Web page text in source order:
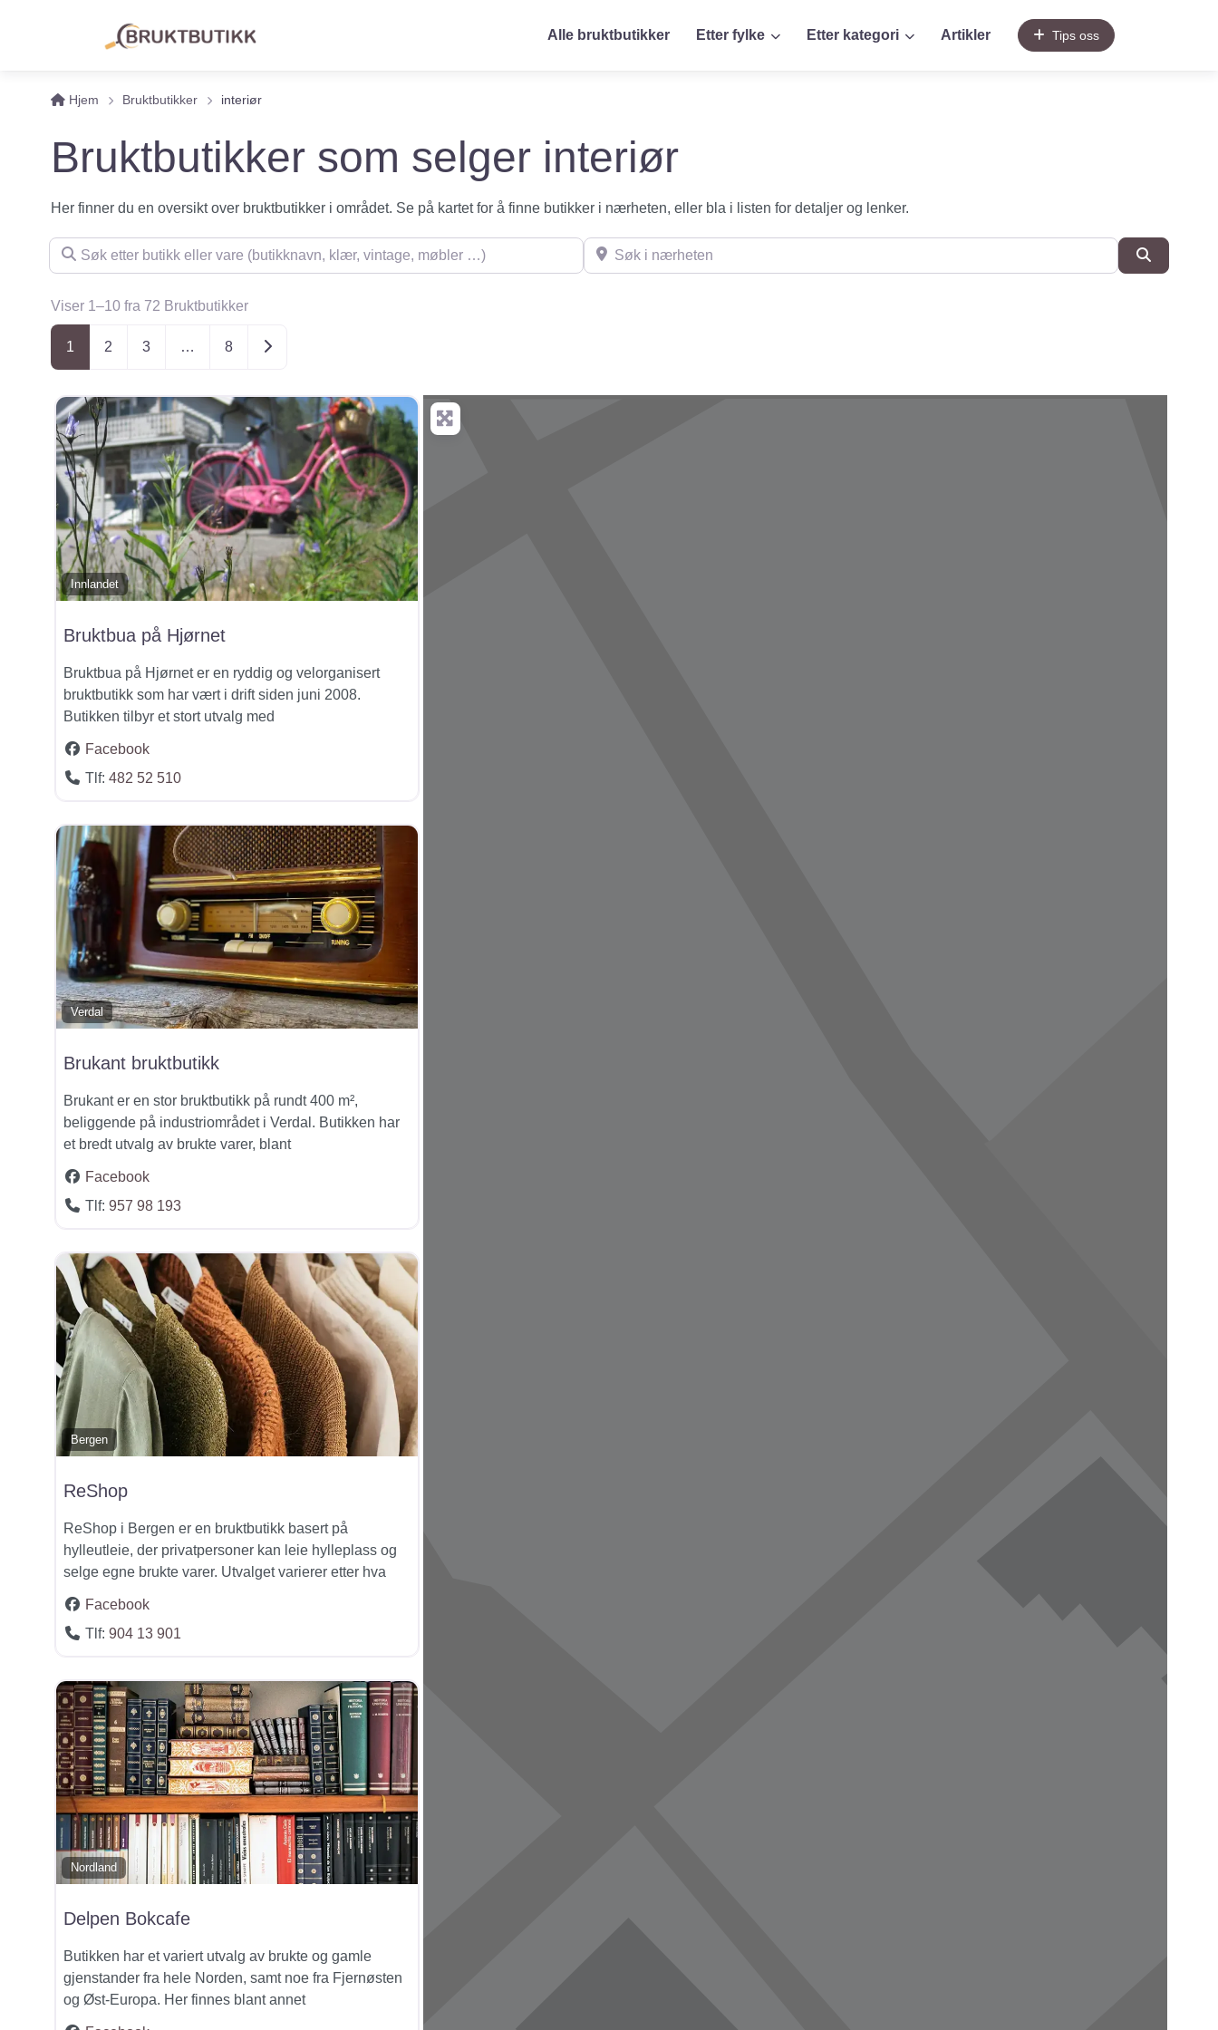
Alle bruktbutikker Etter fylke Etter kategori Artikler Tips oss
Hjem Bruktbutikker interiør
Bruktbutikker som selger interiør
Her finner du en oversikt over bruktbutikker i området. Se på kartet for å finne butikker i nærheten, eller bla i listen for detaljer og lenker.
Søk etter butikk eller vare (butikknavn, klær, vintage, møbler …) Søk i nærheten
Viser 1–10 fra 72 Bruktbutikker
Posts navigation
1 2 3 … 8 Older posts
Innlandet
Bruktbua på Hjørnet
Bruktbua på Hjørnet er en ryddig og velorganisert
bruktbutikk som har vært i drift siden juni 2008.
Butikken tilbyr et stort utvalg med
Facebook
Tlf: 482 52 510
Verdal
Brukant bruktbutikk
Brukant er en stor bruktbutikk på rundt 400 m²,
beliggende på industriområdet i Verdal. Butikken har
et bredt utvalg av brukte varer, blant
Facebook
Tlf: 957 98 193
Bergen
ReShop
ReShop i Bergen er en bruktbutikk basert på
hylleutleie, der privatpersoner kan leie hylleplass og
selge egne brukte varer. Utvalget varierer etter hva
Facebook
Tlf: 904 13 901
Nordland
Delpen Bokcafe
Butikken har et variert utvalg av brukte og gamle
gjenstander fra hele Norden, samt noe fra Fjernøsten
og Øst-Europa. Her finnes blant annet